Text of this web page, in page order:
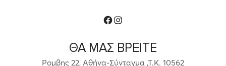
ΘΑ ΜΑΣ ΒΡΕΙΤΕ
Ρομβης 22, Αθήνα-Σύνταγμα ,Τ.Κ. 10562
Facebook
Instagram